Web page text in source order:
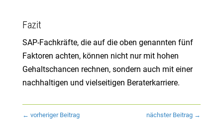
Fazit
SAP-Fachkräfte, die auf die oben genannten fünf
Faktoren achten, können nicht nur mit hohen
Gehaltschancen rechnen, sondern auch mit einer
nachhaltigen und vielseitigen Beraterkarriere.
← vorheriger Beitrag nächster Beitrag →